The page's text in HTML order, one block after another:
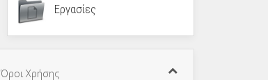
Εργασίες
Όροι Χρήσης